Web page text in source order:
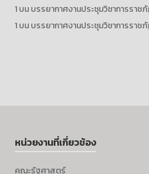
1บนบรรยากาศงานประชุมวิชาการรา
1บนบรรยากาศงานประชุมวิชาการรา
หน่วยงานที่เกี่ยวข้อง
คณะรัฐศาสตร์